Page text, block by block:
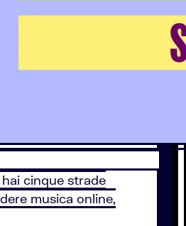
cinque strade
musica online,